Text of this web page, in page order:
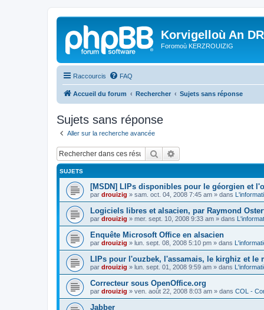
Korvigelloù An
Foromoù KERZROUIZIG
Raccourcis FAQ
Accueil du forum Rechercher Sujets sans réponse
Sujets sans réponse
Aller sur la recherche avancée
Rechercher
SUJETS
[MSDN] LIPs disponibles pour le géorgien et
par drouizig » sam. oct. 04, 2008 7:45 am » dans
Logiciels libres et alsacien, par Raymond
par drouizig » mer. sept. 10, 2008 9:33 am » dans
Enquête Microsoft Office en alsacien
par drouizig » lun. sept. 08, 2008 5:10 pm » dans
LIPs pour l'ouzbek, l'assamais, le kirghiz et le
par drouizig » lun. sept. 01, 2008 9:59 am » dans
Correcteur sous OpenOffice.org
par drouizig » ven. août 22, 2008 8:03 am » dans COL -
Jabber